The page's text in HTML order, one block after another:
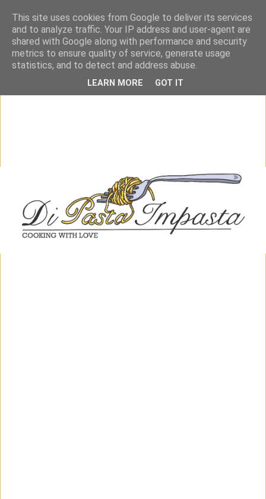
This site uses cookies from Google to deliver its services
and to analyze traffic. Your IP address and user-agent are
shared with Google along with performance and security
metrics to ensure quality of service, generate usage
statistics, and to detect and address abuse.
LEARN MORE GOT IT